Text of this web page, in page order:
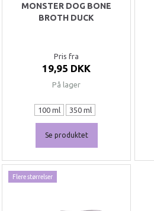
MONSTER DOG BONE
BROTH DUCK
Pris fra
19,95 DKK
På lager
100 ml 350 ml
Se produktet
Flere størrelser